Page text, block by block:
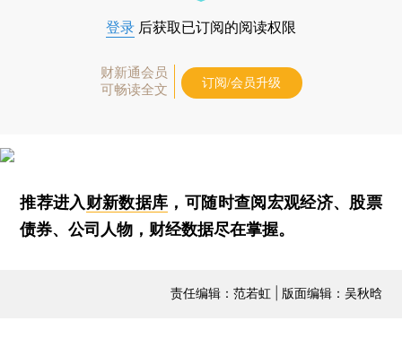
登录 后获取已订阅的阅读权限
财新通会员
可畅读全文
订阅/会员升级
推荐进入财新数据库 ，可随时查阅宏观经济、股票
债券、公司人物，财经数据尽在掌握。
责任编辑：范若虹 | 版面编辑：吴秋晗